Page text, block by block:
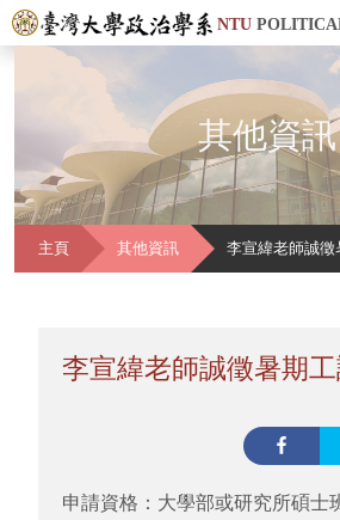
NTU
其他資訊
主頁 其他資訊 李宣緯老師誠徵
李宣緯老師誠徵暑期
申請資格：大學部或研究所碩士